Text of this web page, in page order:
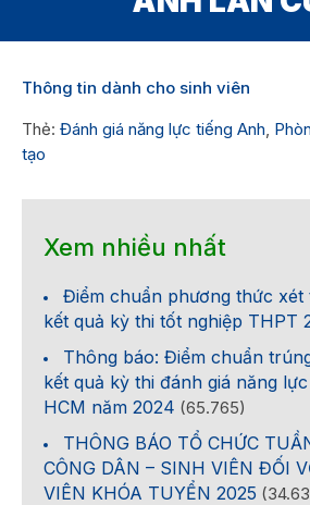
Thông tin dành cho sinh viên
Thẻ: Đánh giá năng lực tiếng Anh,
tạo
Xem nhiều nhất
Điểm chuẩn phương thức xét
kết quả kỳ thi tốt nghiệp THPT
Thông báo: Điểm chuẩn
kết quả kỳ thi đánh giá năng
HCM năm 2024 (65.765)
THÔNG BÁO TỔ CHỨC
CÔNG DÂN – SINH VIÊN ĐỐI
VIÊN KHÓA TUYỂN 2025